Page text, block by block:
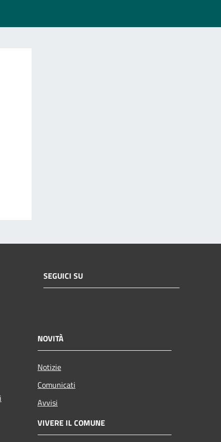
SEGUICI SU
NOVITÀ
Notizie
Comunicati
Avvisi
VIVERE IL COMUNE